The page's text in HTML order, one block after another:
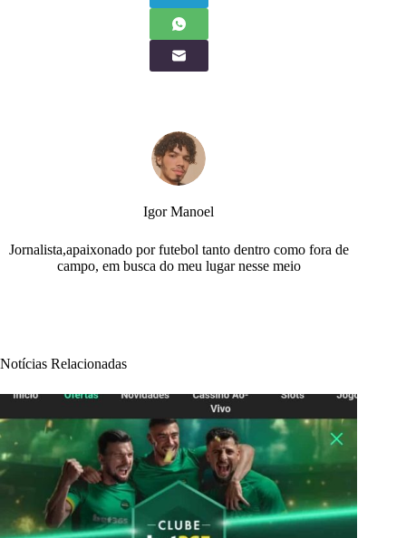
Igor Manoel
Jornalista,apaixonado por futebol tanto dentro como fora de
campo, em busca do meu lugar nesse meio
Notícias Relacionadas